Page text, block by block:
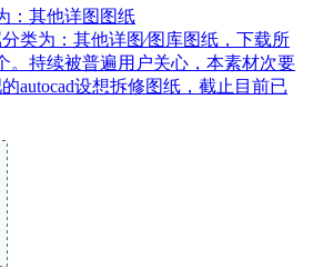
：其他详图图纸
类为：其他详图∕图库图纸，下载所
。持续被普遍用户关心，本素材次要
autocad设想拆修图纸，截止目前已